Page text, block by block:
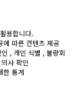
용합니다.
에 따른 컨텐츠 제공
, 개인 식별 , 불량회
사 확인
한 통계